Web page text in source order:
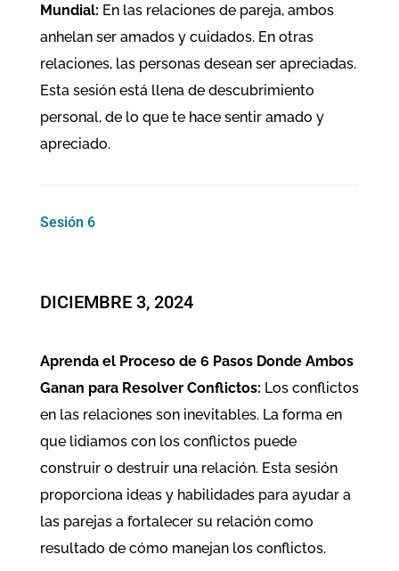
Mundial: En las relaciones de pareja, ambos
anhelan ser amados y cuidados. En otras
relaciones, las personas desean ser apreciadas.
Esta sesión está llena de descubrimiento
personal, de lo que te hace sentir amado y
apreciado.
Sesión 6
​DICIEMBRE 3, 2024
Aprenda el Proceso de 6 Pasos Donde Ambos
Ganan para Resolver Conflictos: Los conflictos
en las relaciones son inevitables. La forma en
que lidiamos con los conflictos puede
construir o destruir una relación. Esta sesión
proporciona ideas y habilidades para ayudar a
las parejas a fortalecer su relación como
resultado de cómo manejan los conflictos.